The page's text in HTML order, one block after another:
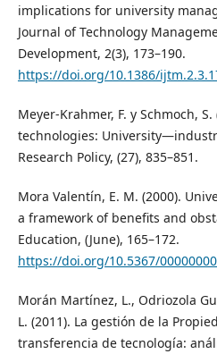
implications for university
Journal of Technology
Development, 2(3), 173–190.
https://doi.org/10.1386/
Meyer-Krahmer, F. y Schmoch,
technologies:
Research Policy, (27), 835–851.
Mora Valentín, E. M. (2000).
a framework of benefits and
Education, (June), 165–172.
https://doi.org/10.5367/
Morán Martínez, L., Odriozola
L. (2011). La gestión de la
transferencia de tecnología: